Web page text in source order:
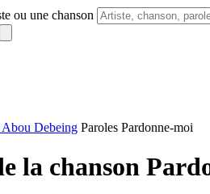
ou une chanson
Abou Debeing Paroles Pardonne-moi
la chanson